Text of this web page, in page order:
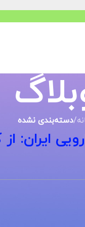
/دسته‌بندی نشده
ایران: